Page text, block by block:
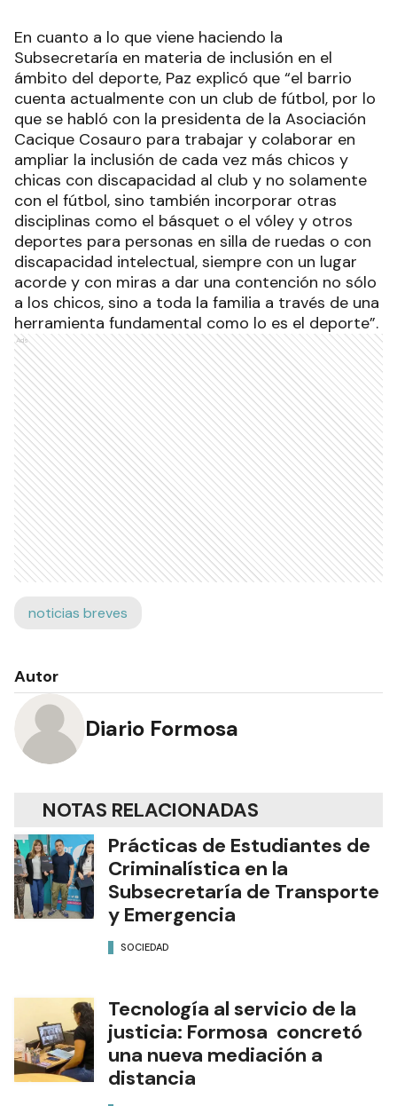
En cuanto a lo que viene haciendo la
Subsecretaría en materia de inclusión en el
ámbito del deporte, Paz explicó que “el barrio
cuenta actualmente con un club de fútbol, por lo
que se habló con la presidenta de la Asociación
Cacique Cosauro para trabajar y colaborar en
ampliar la inclusión de cada vez más chicos y
chicas con discapacidad al club y no solamente
con el fútbol, sino también incorporar otras
disciplinas como el básquet o el vóley y otros
deportes para personas en silla de ruedas o con
discapacidad intelectual, siempre con un lugar
acorde y con miras a dar una contención no sólo
a los chicos, sino a toda la familia a través de una
herramienta fundamental como lo es el deporte”.
Ads
noticias breves
Autor
Diario Formosa
NOTAS RELACIONADAS
Prácticas de Estudiantes de
Criminalística en la
Subsecretaría de Transporte
y Emergencia
SOCIEDAD
Tecnología al servicio de la
justicia: Formosa concretó
una nueva mediación a
distancia